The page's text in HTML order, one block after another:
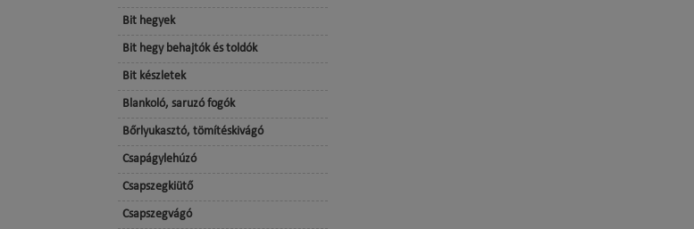
Bit hegyek
Bit hegy behajtók és toldók
Bit készletek
Blankoló, saruzó fogók
Bőrlyukasztó, tömítéskivágó
Csapágylehúzó
Csapszegkiütő
Csapszegvágó